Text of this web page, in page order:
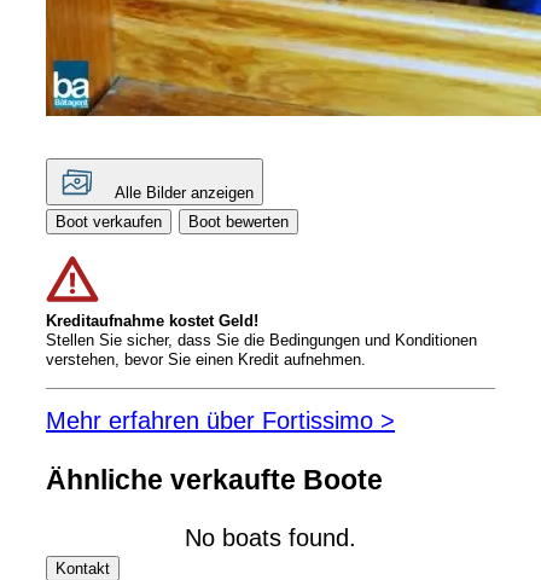
Alle Bilder anzeigen
Boot verkaufen
Boot bewerten
Kreditaufnahme kostet Geld!
Stellen Sie sicher, dass Sie die Bedingungen und Konditionen
verstehen, bevor Sie einen Kredit aufnehmen.
Mehr erfahren über Fortissimo >
Ähnliche verkaufte Boote
No boats found.
Kontakt